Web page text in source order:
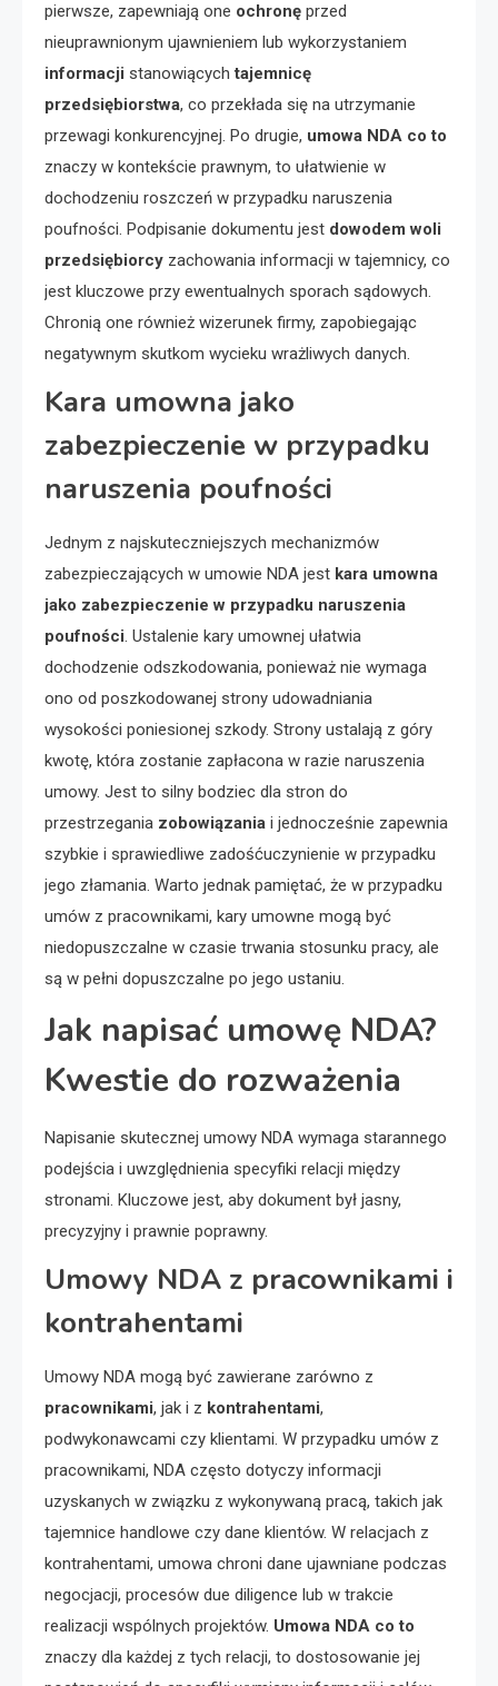
pierwsze, zapewniają one ochronę przed
nieuprawnionym ujawnieniem lub wykorzystaniem
informacji stanowiącychtajemnicę
przedsiębiorstwa, co przekłada się na utrzymanie
przewagi konkurencyjnej. Po drugie, umowa NDA co to
znaczy w kontekście prawnym, to ułatwienie w
dochodzeniu roszczeń w przypadku naruszenia
poufności. Podpisanie dokumentu jest dowodem woli
przedsiębiorcy zachowania informacji w tajemnicy, co
jest kluczowe przy ewentualnych sporach sądowych.
Chronią one również wizerunek firmy, zapobiegając
negatywnym skutkom wycieku wrażliwych danych.
Kara umowna jako
zabezpieczenie w przypadku
naruszenia poufności
Jednym z najskuteczniejszych mechanizmów
zabezpieczających w umowie NDA jest kara umowna
jako zabezpieczenie w przypadku naruszenia
poufności. Ustalenie kary umownej ułatwia
dochodzenie odszkodowania, ponieważ nie wymaga
ono od poszkodowanej strony udowadniania
wysokości poniesionej szkody. Strony ustalają z góry
kwotę, która zostanie zapłacona w razie naruszenia
umowy. Jest to silny bodziec dla stron do
przestrzegania zobowiązania i jednocześnie zapewnia
szybkie i sprawiedliwe zadośćuczynienie w przypadku
jego złamania. Warto jednak pamiętać, że w przypadku
umów z pracownikami, kary umowne mogą być
niedopuszczalne w czasie trwania stosunku pracy, ale
są w pełni dopuszczalne po jego ustaniu.
Jak napisać umowę NDA?
Kwestie do rozważenia
Napisanie skutecznej umowy NDA wymaga starannego
podejścia i uwzględnienia specyfiki relacji między
stronami. Kluczowe jest, aby dokument był jasny,
precyzyjny i prawnie poprawny.
Umowy NDA z pracownikami i
kontrahentami
Umowy NDA mogą być zawierane zarówno z
pracownikami, jak i z kontrahentami,
podwykonawcami czy klientami. W przypadku umów z
pracownikami, NDA często dotyczy informacji
uzyskanych w związku z wykonywaną pracą, takich jak
tajemnice handlowe czy dane klientów. W relacjach z
kontrahentami, umowa chroni dane ujawniane podczas
negocjacji, procesów due diligence lub w trakcie
realizacji wspólnych projektów. Umowa NDA co to
znaczy dla każdej z tych relacji, to dostosowanie jej